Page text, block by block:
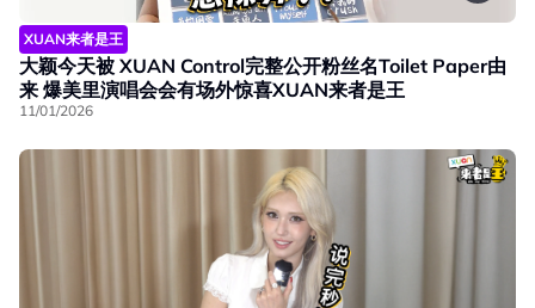
XUAN来者是王
大颖今天被 XUAN Control完整公开粉丝名Toilet Paper由
来 爆美里演唱会会有场外惊喜XUAN来者是王
11/01/2026